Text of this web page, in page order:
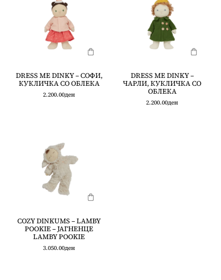
DRESS ME DINKY – СОФИ,
КУКЛИЧКА СО ОБЛЕКА
2.200.00ден
DRESS ME DINKY –
ЧАРЛИ, КУКЛИЧКА СО
ОБЛЕКА
2.200.00ден
COZY DINKUMS – LAMBY
POOKIE – ЈАГНЕНЦЕ
LAMBY POOKIE
3.050.00ден